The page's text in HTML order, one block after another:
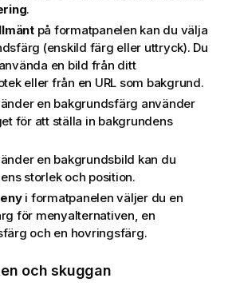
.
på formatpanelen kan du välja
(enskild färg eller uttryck). Du
en bild från ditt
eller från en URL som bakgrund.
en bakgrundsfärg använder
för att ställa in bakgrundens
en bakgrundsbild kan du
storlek och position.
i formatpanelen väljer du en
för menyalternativen, en
och en hovringsfärg.
och skuggan